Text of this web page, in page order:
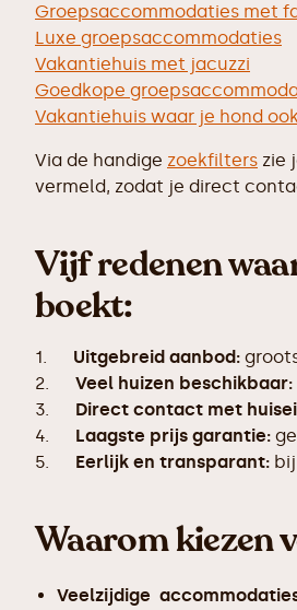
Groepsaccommodaties met
Luxe groepsaccommodaties
Vakantiehuis met jacuzzi
Goedkope
Vakantiehuis waar je hond
Via de handige zoekfilters zie
vermeld, zodat je direct
Vijf redenen
boekt:
1. Uitgebreid aanbod:
2. Veel huizen beschikbaar:
3. Direct contact met
4. Laagste prijs garantie:
5. Eerlijk en transparant:
Waarom kiezen
Veelzijdige